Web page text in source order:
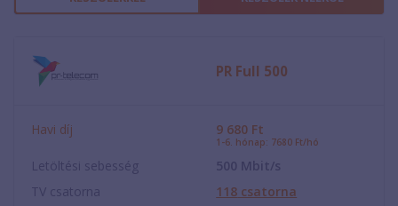
PR Full 500
Havi díj 9 680 Ft
1-6. hónap: 7680 Ft/hó
Letöltési sebesség 500 Mbit/s
TV csatorna
118 csatorna